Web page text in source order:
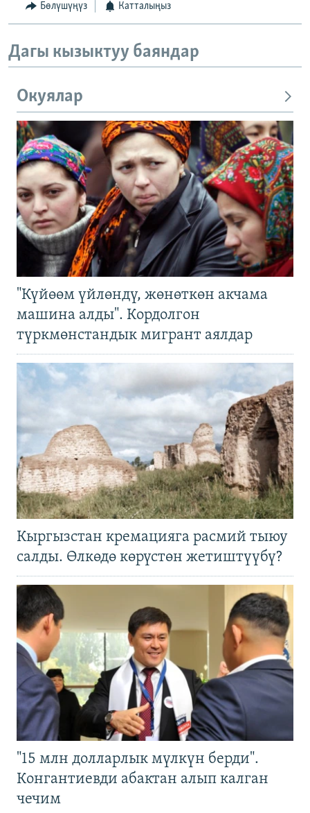
Бөлүшүңүз Катталыңыз
Дагы кызыктуу баяндар
Окуялар
"Күйөөм үйлөндү, жөнөткөн акчама
машина алды". Кордолгон
түркмөнстандык мигрант аялдар
Кыргызстан кремацияга расмий тыюу
салды. Өлкөдө көрүстөн жетиштүүбү?
"15 млн долларлык мүлкүн берди".
Конгантиевди абактан алып калган
чечим